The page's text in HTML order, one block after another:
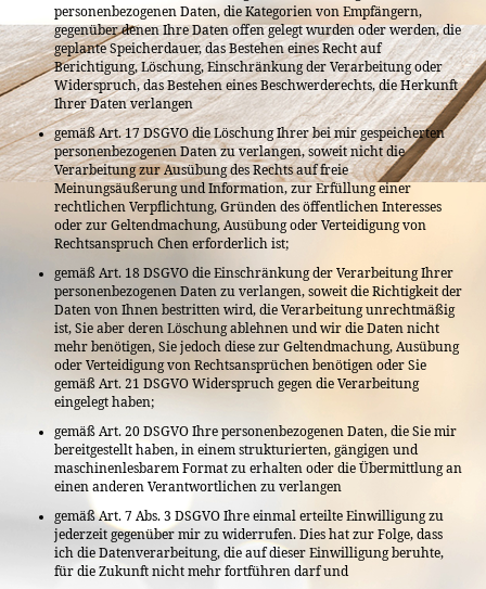
personenbezogenen Daten, die Kategorien von Empfängern,
gegenüber denen Ihre Daten offen gelegt wurden oder werden, die
geplante Speicherdauer, das Bestehen eines Recht auf
Berichtigung, Löschung, Einschränkung der Verarbeitung oder
Widerspruch, das Bestehen eines Beschwerderechts, die Herkunft
Ihrer Daten verlangen
gemäß Art. 17 DSGVO die Löschung Ihrer bei mir gespeicherten
personenbezogenen Daten zu verlangen, soweit nicht die
Verarbeitung zur Ausübung des Rechts auf freie
Meinungsäußerung und Information, zur Erfüllung einer
rechtlichen Verpflichtung, Gründen des öffentlichen Interesses
oder zur Geltendmachung, Ausübung oder Verteidigung von
Rechtsanspruch Chen erforderlich ist;
gemäß Art. 18 DSGVO die Einschränkung der Verarbeitung Ihrer
personenbezogenen Daten zu verlangen, soweit die Richtigkeit der
Daten von Ihnen bestritten wird, die Verarbeitung unrechtmäßig
ist, Sie aber deren Löschung ablehnen und wir die Daten nicht
mehr benötigen, Sie jedoch diese zur Geltendmachung, Ausübung
oder Verteidigung von Rechtsansprüchen benötigen oder Sie
gemäß Art. 21 DSGVO Widerspruch gegen die Verarbeitung
eingelegt haben;
gemäß Art. 20 DSGVO Ihre personenbezogenen Daten, die Sie mir
bereitgestellt haben, in einem strukturierten, gängigen und
maschinenlesbarem Format zu erhalten oder die Übermittlung an
einen anderen Verantwortlichen zu verlangen
gemäß Art. 7 Abs. 3 DSGVO Ihre einmal erteilte Einwilligung zu
jederzeit gegenüber mir zu widerrufen. Dies hat zur Folge, dass
ich die Datenverarbeitung, die auf dieser Einwilligung beruhte,
für die Zukunft nicht mehr fortführen darf und